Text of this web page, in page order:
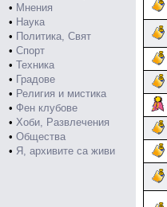
• Мнения
• Наука
• Политика, Свят
• Спорт
• Техника
• Градове
• Религия и мистика
• Фен клубове
• Хоби, Развлечения
• Общества
• Я, архивите са живи